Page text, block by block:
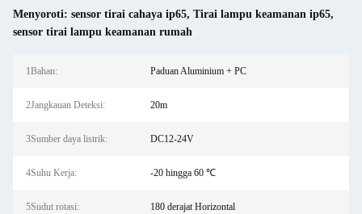
Menyoroti: sensor tirai cahaya ip65, Tirai lampu keamanan ip65,
sensor tirai lampu keamanan rumah
1Bahan: Paduan Aluminium + PC
2Jangkauan Deteksi: 20m
3Sumber daya listrik: DC12-24V
4Suhu Kerja: -20 hingga 60 ℃
5Sudut rotasi: 180 derajat Horizontal